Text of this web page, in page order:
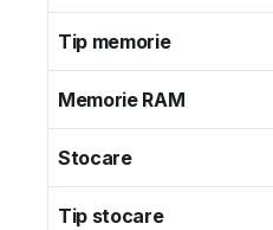
Tip memorie
Memorie RAM
Stocare
Tip stocare